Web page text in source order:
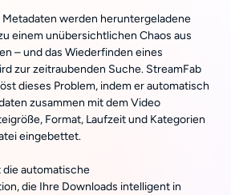
werden heruntergeladene
einem unübersichtlichen Chaos aus
– und das Wiederfinden eines
zur zeitraubenden Suche. StreamFab
dieses Problem, indem er automatisch
zusammen mit dem Video
Format, Laufzeit und Kategorien
eingebettet.
automatische
die Ihre Downloads intelligent in